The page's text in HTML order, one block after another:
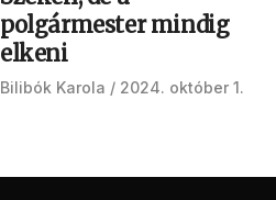
polgármester mindig
elkeni
Bilibók Karola 2024. október 1.